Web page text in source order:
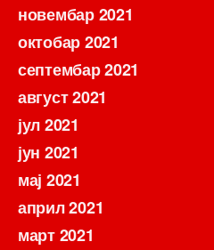
новембар 2021
октобар 2021
септембар 2021
август 2021
јул 2021
јун 2021
мај 2021
април 2021
март 2021